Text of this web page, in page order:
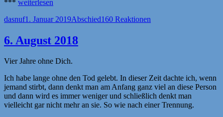
***
des
weiterlesen
Autor
dasnufVeröffentlicht
1. Januar 2019Kategorien
Abschied160 Reaktionen
6. August 2018
Vier Jahre ohne Dich.
Ich habe lange ohne den Tod gelebt. In dieser Zeit dachte ich, wenn
jemand stirbt, dann denkt man am Anfang ganz viel an diese Person
und dann wird es immer weniger und schließlich denkt man
vielleicht gar nicht mehr an sie. So wie nach einer Trennung.